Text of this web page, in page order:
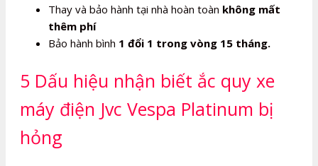
Thay và bảo hành tại nhà hoàn toàn không mất
thêm phí
Bảo hành bình 1 đổi 1 trong vòng 15 tháng.
5 Dấu hiệu nhận biết ắc quy xe
máy điện Jvc Vespa Platinum bị
hỏng